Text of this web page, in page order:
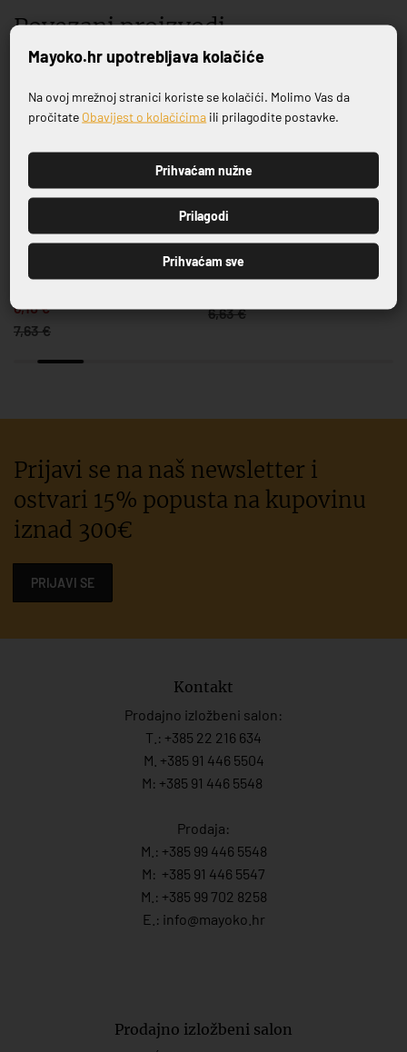
Povezani proizvodi
TANJUR PLITKI CASA BLUE
OBRUB 19 CM
6,10 €
7,63 €
TANJUR PLITKI SALDA 21 CM
6,63 €
Prijavi se na naš newsletter i
ostvari 15% popusta na kupovinu
iznad 300€
PRIJAVI SE
Kontakt
Prodajno izložbeni salon:
T.: +385 22 216 634
M. +385 91 446 5504
M: +385 91 446 5548
Prodaja:
M.: +385 99 446 5548
M: +385 91 446 5547
M.: +385 99 702 8258
E.: info@mayoko. hr
Prodajno izložbeni salon
Prijavite se na naš newsletter
PRIJAVI SE
Mayoko.hr upotrebljava kolačiće
Na ovoj mrežnoj stranici koriste se kolačići. Molimo Vas da
pročitate Obavijest o kolačićima ili prilagodite postavke.
Prihvaćam nužne
Prilagodi
Prihvaćam sve